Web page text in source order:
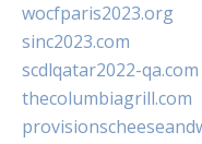
wocfparis2023.org
sinc2023.com
scdlqatar2022-qa.com
thecolumbiagrill.com